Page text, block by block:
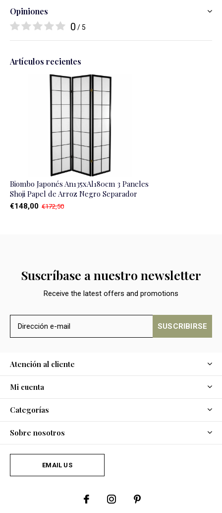
Opiniones
0 / 5
Artículos recientes
Biombo Japonés An135xAl180cm 3 Paneles
Shoji Papel de Arroz Negro Separador
€148,00 €172,50
Suscríbase a nuestro newsletter
Receive the latest offers and promotions
SUSCRIBIRSE
Atención al cliente
Mi cuenta
Categorías
Sobre nosotros
EMAIL US